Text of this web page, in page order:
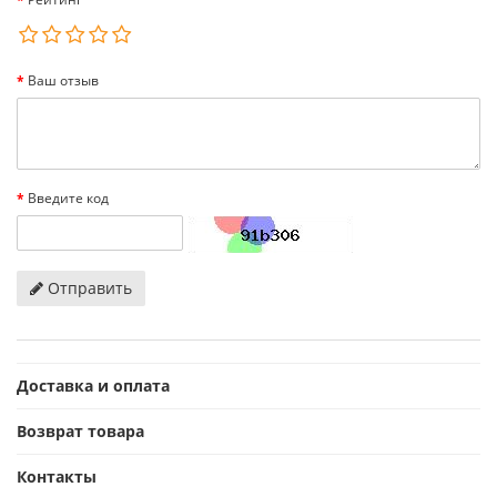
Ваш отзыв
Введите код
Отправить
Доставка и оплата
Возврат товара
Контакты